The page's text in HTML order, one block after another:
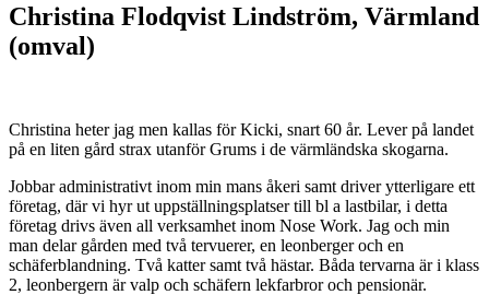
Christina Flodqvist Lindström, Värmland
(omval)
Christina heter jag men kallas för Kicki, snart 60 år. Lever på landet
på en liten gård strax utanför Grums i de värmländska skogarna.
Jobbar administrativt inom min mans åkeri samt driver ytterligare ett
företag, där vi hyr ut uppställningsplatser till bl a lastbilar, i detta
företag drivs även all verksamhet inom Nose Work. Jag och min
man delar gården med två tervuerer, en leonberger och en
schäferblandning. Två katter samt två hästar. Båda tervarna är i klass
2, leonbergern är valp och schäfern lekfarbror och pensionär.